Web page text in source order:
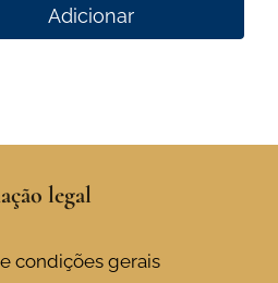
Adicionar
legal
condições gerais